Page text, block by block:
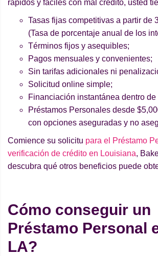
rápidos y fáciles con mal crédito, usted
Tasas fijas competitivas a partir de
(Tasa de porcentaje anual de los
Términos fijos y asequibles;
Pagos mensuales y convenientes;
Sin tarifas adicionales ni
Solicitud online simple;
Financiación instantánea dentro
Préstamos Personales desde
con opciones aseguradas y no
Comience su solicitu para el Préstamo
verificación de crédito en Louisiana,
descubra qué otros beneficios puede
Cómo conseguir un
Préstamo Personal
LA?